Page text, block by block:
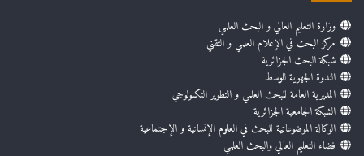
وزارة التعليم العالي و البحث العلمي
مركز البحث في الإعلام العلمي و التقني
شبكة البحث الجزائرية
الندوة الجهوية للوسط
المديرية العامة للبحث العلمي و التطوير التكنولوجي
الشبكة الجامعية الجزائرية
الوكالة الموضوعاتية للبحث في العلوم الإنسانية و الإجتماعية
فضاء التعليم العالي والبحث العلمي